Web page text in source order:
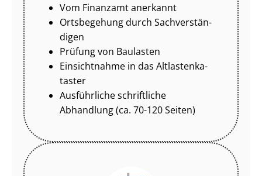
Vom Finanzamt anerkannt
Ortsbegehung durch Sach­ver­stän­
di­gen
Prüfung von Baulasten
Einsichtnahme in das Alt­las­ten­ka­
tas­ter
Ausführliche schriftliche
Abhandlung (ca. 70-120 Seiten)